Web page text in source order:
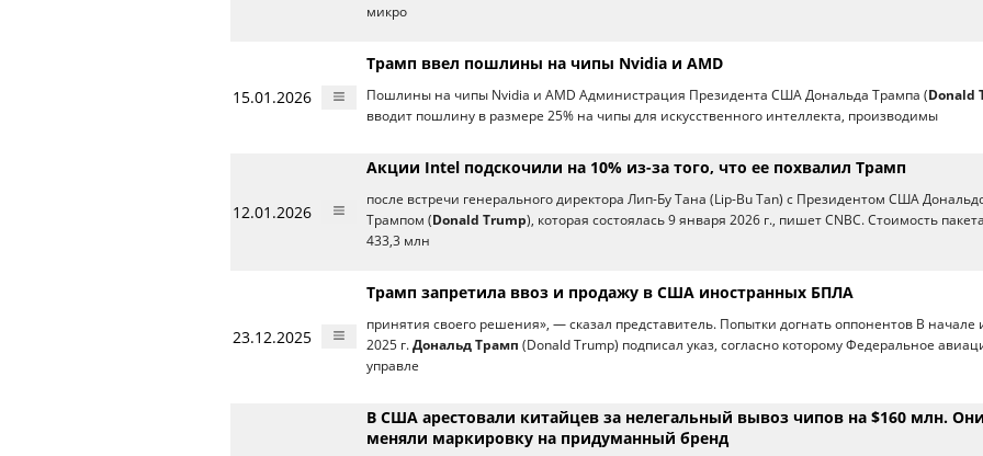
микро
15.01.2026
Трамп ввел пошлины на чипы Nvidia и AMD
Пошлины на чипы Nvidia и AMD Администрация Президента США Дональда Трампа (Donald
вводит пошлину в размере 25% на чипы для искусственного интеллекта, производимы
12.01.2026
Акции Intel подскочили на 10% из-за того, что ее похвалил Трамп
после встречи генерального директора Лип-Бу Тана (Lip-Bu Tan) с Президентом США
Трампом (Donald Trump), которая состоялась 9 января 2026 г., пишет CNBC. Стоимость
433,3 млн
23.12.2025
Трамп запретила ввоз и продажу в США иностранных БПЛА
принятия своего решения», — сказал представитель. Попытки догнать оппонентов В начале
2025 г. Дональд Трамп (Donald Trump) подписал указ, согласно которому Федеральное
управле
В США арестовали китайцев за нелегальный вывоз чипов на $160 млн. Они
меняли маркировку на придуманный бренд